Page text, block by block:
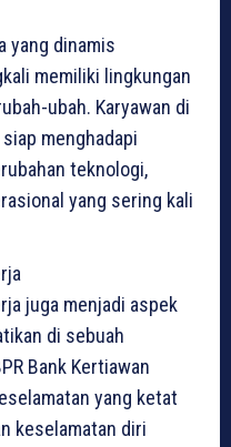
yang dinamis
memiliki lingkungan
ubah. Karyawan di
menghadapi
teknologi,
yang sering kali
juga menjadi aspek
di sebuah
Bank Kertiawan
yang ketat
keselamatan diri